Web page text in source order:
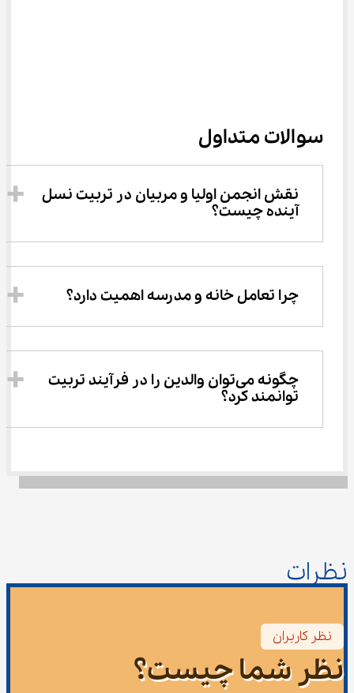
سوالات متداول
نقش انجمن اولیا و مربیان در تربیت نسل
آینده چیست؟
چرا تعامل خانه و مدرسه اهمیت دارد؟
چگونه می‌توان والدین را در فرآیند تربیت
توانمند کرد؟
نظرات
نظر کاربران
نظر شما چیست؟